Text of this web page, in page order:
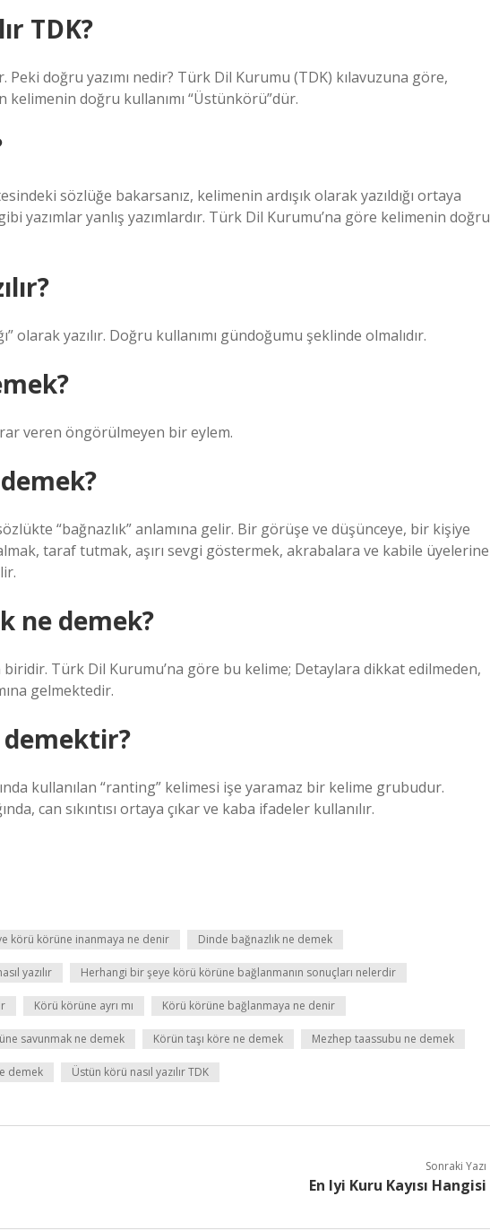
TDK?
doğru yazımı nedir? Türk Dil Kurumu (TDK) kılavuzuna göre,
kelimenin doğru kullanımı “Üstünkörü”dür.
sözlüğe bakarsanız, kelimenin ardışık olarak yazıldığı ortaya
yazımlar yanlış yazımlardır. Türk Dil Kurumu’na göre kelimenin doğru
olarak yazılır. Doğru kullanımı gündoğumu şeklinde olmalıdır.
veren öngörülmeyen bir eylem.
“bağnazlık” anlamına gelir. Bir görüşe ve düşünceye, bir kişiye
taraf tutmak, aşırı sevgi göstermek, akrabalara ve kabile üyelerine
ne demek?
Türk Dil Kurumu’na göre bu kelime; Detaylara dikkat edilmeden,
gelmektedir.
kullanılan “ranting” kelimesi işe yaramaz bir kelime grubudur.
can sıkıntısı ortaya çıkar ve kaba ifadeler kullanılır.
körü körüne inanmaya ne denir Dinde bağnazlık ne demek
yazılır Herhangi bir şeye körü körüne bağlanmanın sonuçları nelerdir
Körü körüne ayrı mı Körü körüne bağlanmaya ne denir
savunmak ne demek Körün taşı köre ne demek Mezhep taassubu ne demek
demek Üstün körü nasıl yazılır TDK
Sonraki Yazı
En Iyi Kuru Kayısı Hangisi